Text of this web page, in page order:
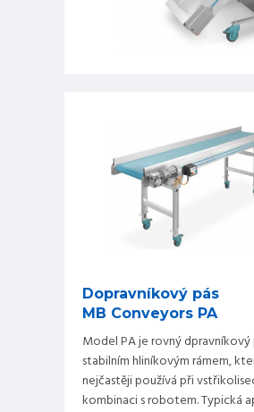
Dopravníkový pás
MB Conveyors PA
Model PA je rovný dpravníkový
stabilním hliníkovým rámem,
nejčastěji používá při
kombinaci s robotem. Typická